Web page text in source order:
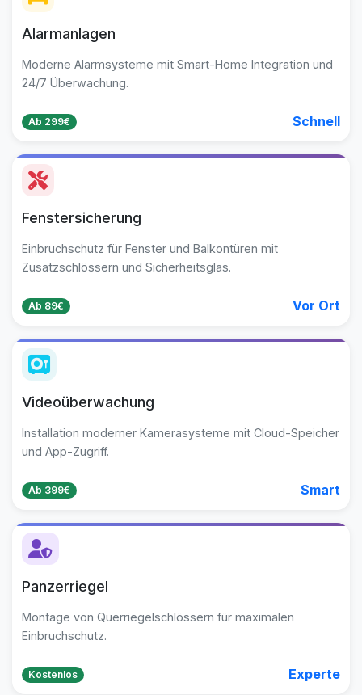
Alarmanlagen
Moderne Alarmsysteme mit Smart-Home Integration und
24/7 Überwachung.
Ab 299€ Schnell
Fenstersicherung
Einbruchschutz für Fenster und Balkontüren mit
Zusatzschlössern und Sicherheitsglas.
Ab 89€ Vor Ort
Videoüberwachung
Installation moderner Kamerasysteme mit Cloud-Speicher
und App-Zugriff.
Ab 399€ Smart
Panzerriegel
Montage von Querriegelschlössern für maximalen
Einbruchschutz.
Kostenlos Experte